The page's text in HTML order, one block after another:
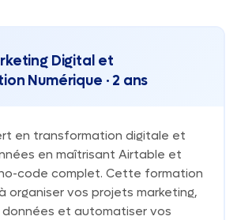
Digital et
Numérique · 2 ans
en transformation digitale et
en maîtrisant Airtable et
code complet. Cette formation
organiser vos projets marketing,
et automatiser vos